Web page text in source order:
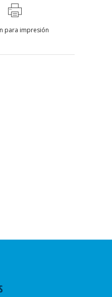
para impresión